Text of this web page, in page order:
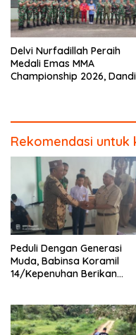
Delvi Nurfadillah Peraih
Medali Emas MMA
Championship 2026,
Rekomendasi untuk
Peduli Dengan Generasi
Muda, Babinsa Koramil
14/Kepenuhan Berikan